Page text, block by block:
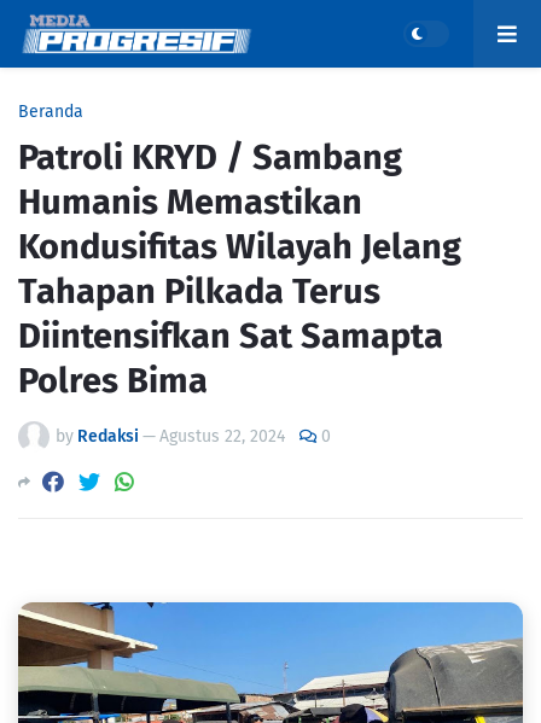
Beranda
Patroli KRYD / Sambang
Humanis Memastikan
Kondusifitas Wilayah Jelang
Tahapan Pilkada Terus
Diintensifkan Sat Samapta
Polres Bima
by Redaksi —Agustus 22, 2024 0